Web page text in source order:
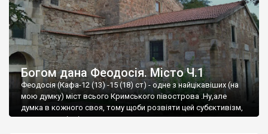
Богом дана Феодосія. Місто Ч.1
Феодосія (Кафа-12 (13) -15 (18) ст) - одне з найцікавіших (на
мою думку) міст всього Кримського півострова .Ну,але
думка в кожного своя, тому щоби розвіяти цей субєктивізм,
запрошую відвідати це